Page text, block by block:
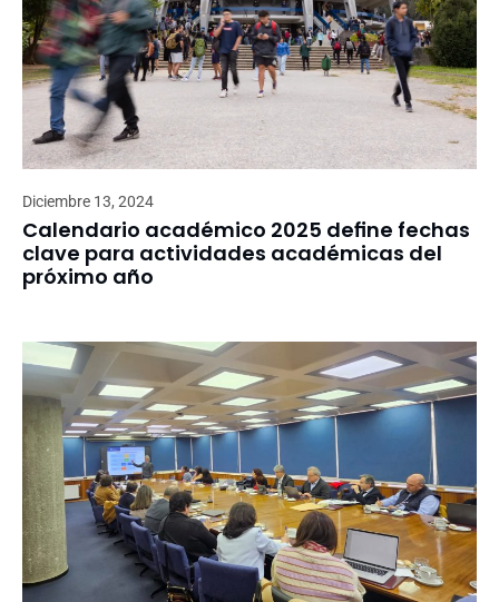
Diciembre 13, 2024
Calendario académico 2025 define fechas
clave para actividades académicas del
próximo año